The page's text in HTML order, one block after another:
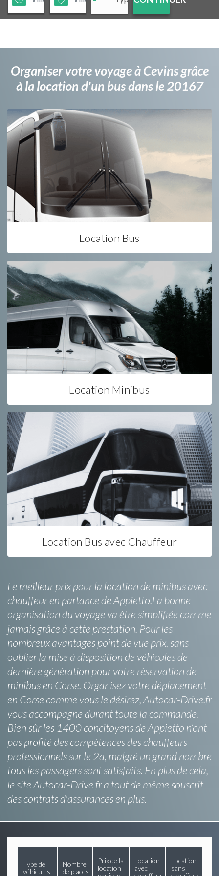
Organiser votre voyage à Cevins grâce
à la location d'un bus dans le 20167
Location Bus
Location Minibus
Location Bus avec Chauffeur
Le meilleur prix pour la location de minibus avec
chauffeur en partance de Appietto.La bonne
organisation du voyage va être simplifiée comme
jamais grâce à cette prestation. Pour les
nombreux avantages point de vue prix, sans
oublier la mise à disposition de véhicules de
dernière génération pour votre réservation de
minibus en Corse. Organisez votre déplacement
en Corse comme vous le désirez, Autocar-Drive.fr
vous accompagne durant toute la commande.
Bien sûr les 1400 concitoyens de Appietto n’ont
pas profité des compétences des chauffeurs
professionnels sur le 2a, malgré un grand nombre
tous les passagers sont satisfaits. En plus de cela,
le site Autocar-Drive.fr a tout de même souscrit
des contrats d'assurances en plus.
Type de
véhicules
Nombre
de places
Prix de la
location
Location
avec
Location
sans